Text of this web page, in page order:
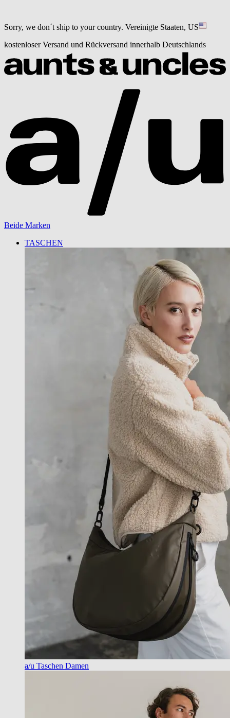
Sorry, we don´t ship to your country. Vereinigte Staaten, US
kostenloser Versand und Rückversand innerhalb Deutschlands
Beide Marken
TASCHEN
a/u Taschen Damen